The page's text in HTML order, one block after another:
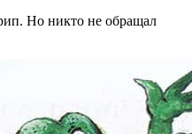
Но никто не обращал